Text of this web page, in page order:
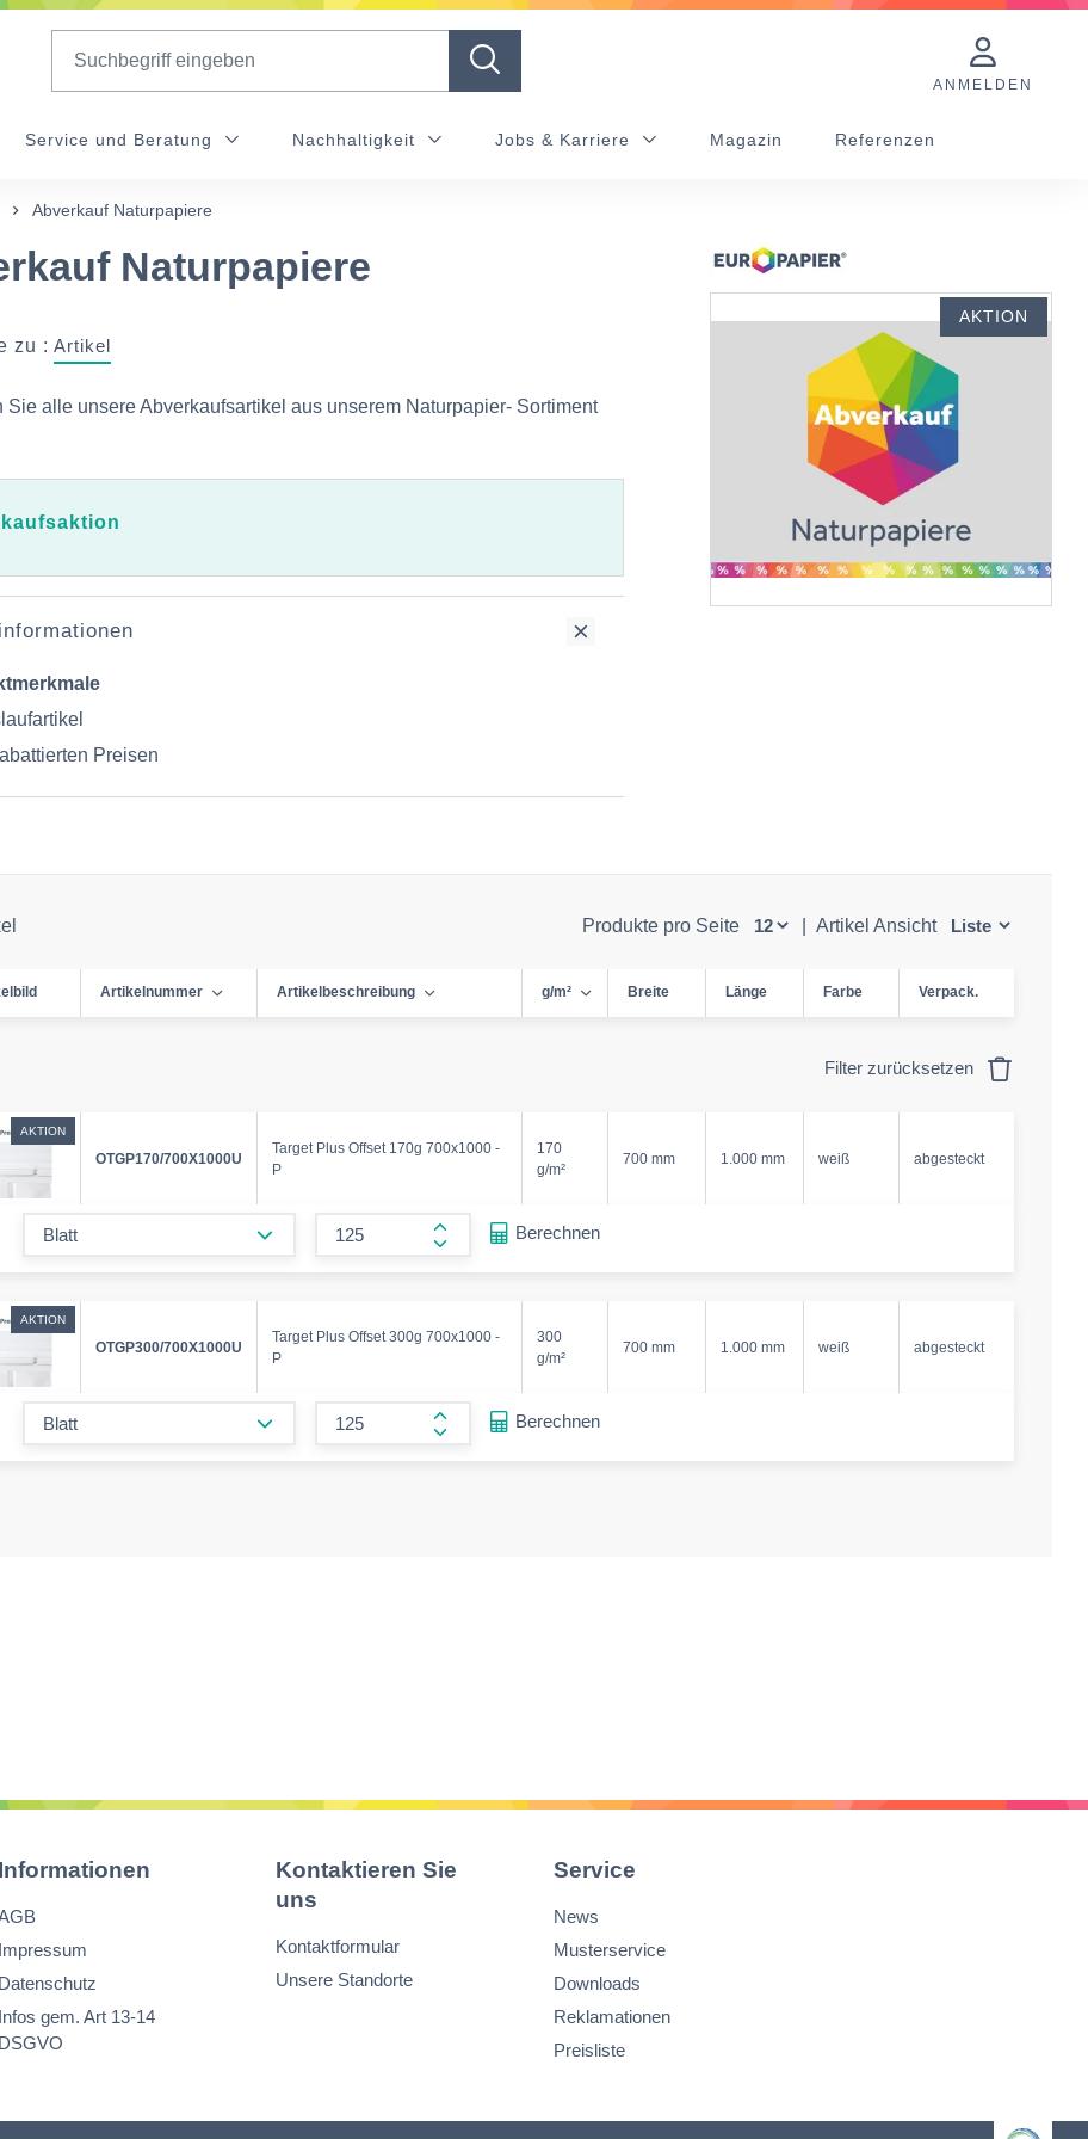
ANMELDEN
Service und Beratung Nachhaltigkeit Jobs & Karriere Magazin Referenzen
Abverkauf Naturpapiere
Naturpapiere
zu : Artikel
Sie alle unsere Abverkaufsartikel aus unserem Naturpapier- Sortiment
Preisen
AKTION
Produkte pro Seite Artikel Ansicht
Artikelnummer Artikelbeschreibung g/m² Breite Länge Farbe Verpack.
Filter zurücksetzen
AKTION
OTGP170/700X1000U
Target Plus Offset 170g 700x1000 -
P
170
g/m²
700 mm 1.000 mm weiß abgesteckt
form.increase-amount
Berechnen
AKTION
OTGP300/700X1000U
Target Plus Offset 300g 700x1000 -
P
300
g/m²
700 mm 1.000 mm weiß abgesteckt
form.increase-amount
Berechnen
Informationen
Impressum
Datenschutz
Infos gem. Art 13-14
DSGVO
Kontaktieren Sie
uns
Kontaktformular
Unsere Standorte
Service
News
Musterservice
Downloads
Reklamationen
Preisliste